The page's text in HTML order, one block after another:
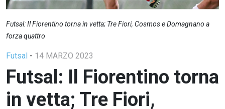
Futsal: Il Fiorentino torna in vetta; Tre Fiori, Cosmos e Domagnano a
forza quattro
Futsal - 14 MARZO 2023
Futsal: Il Fiorentino torna
in vetta; Tre Fiori,